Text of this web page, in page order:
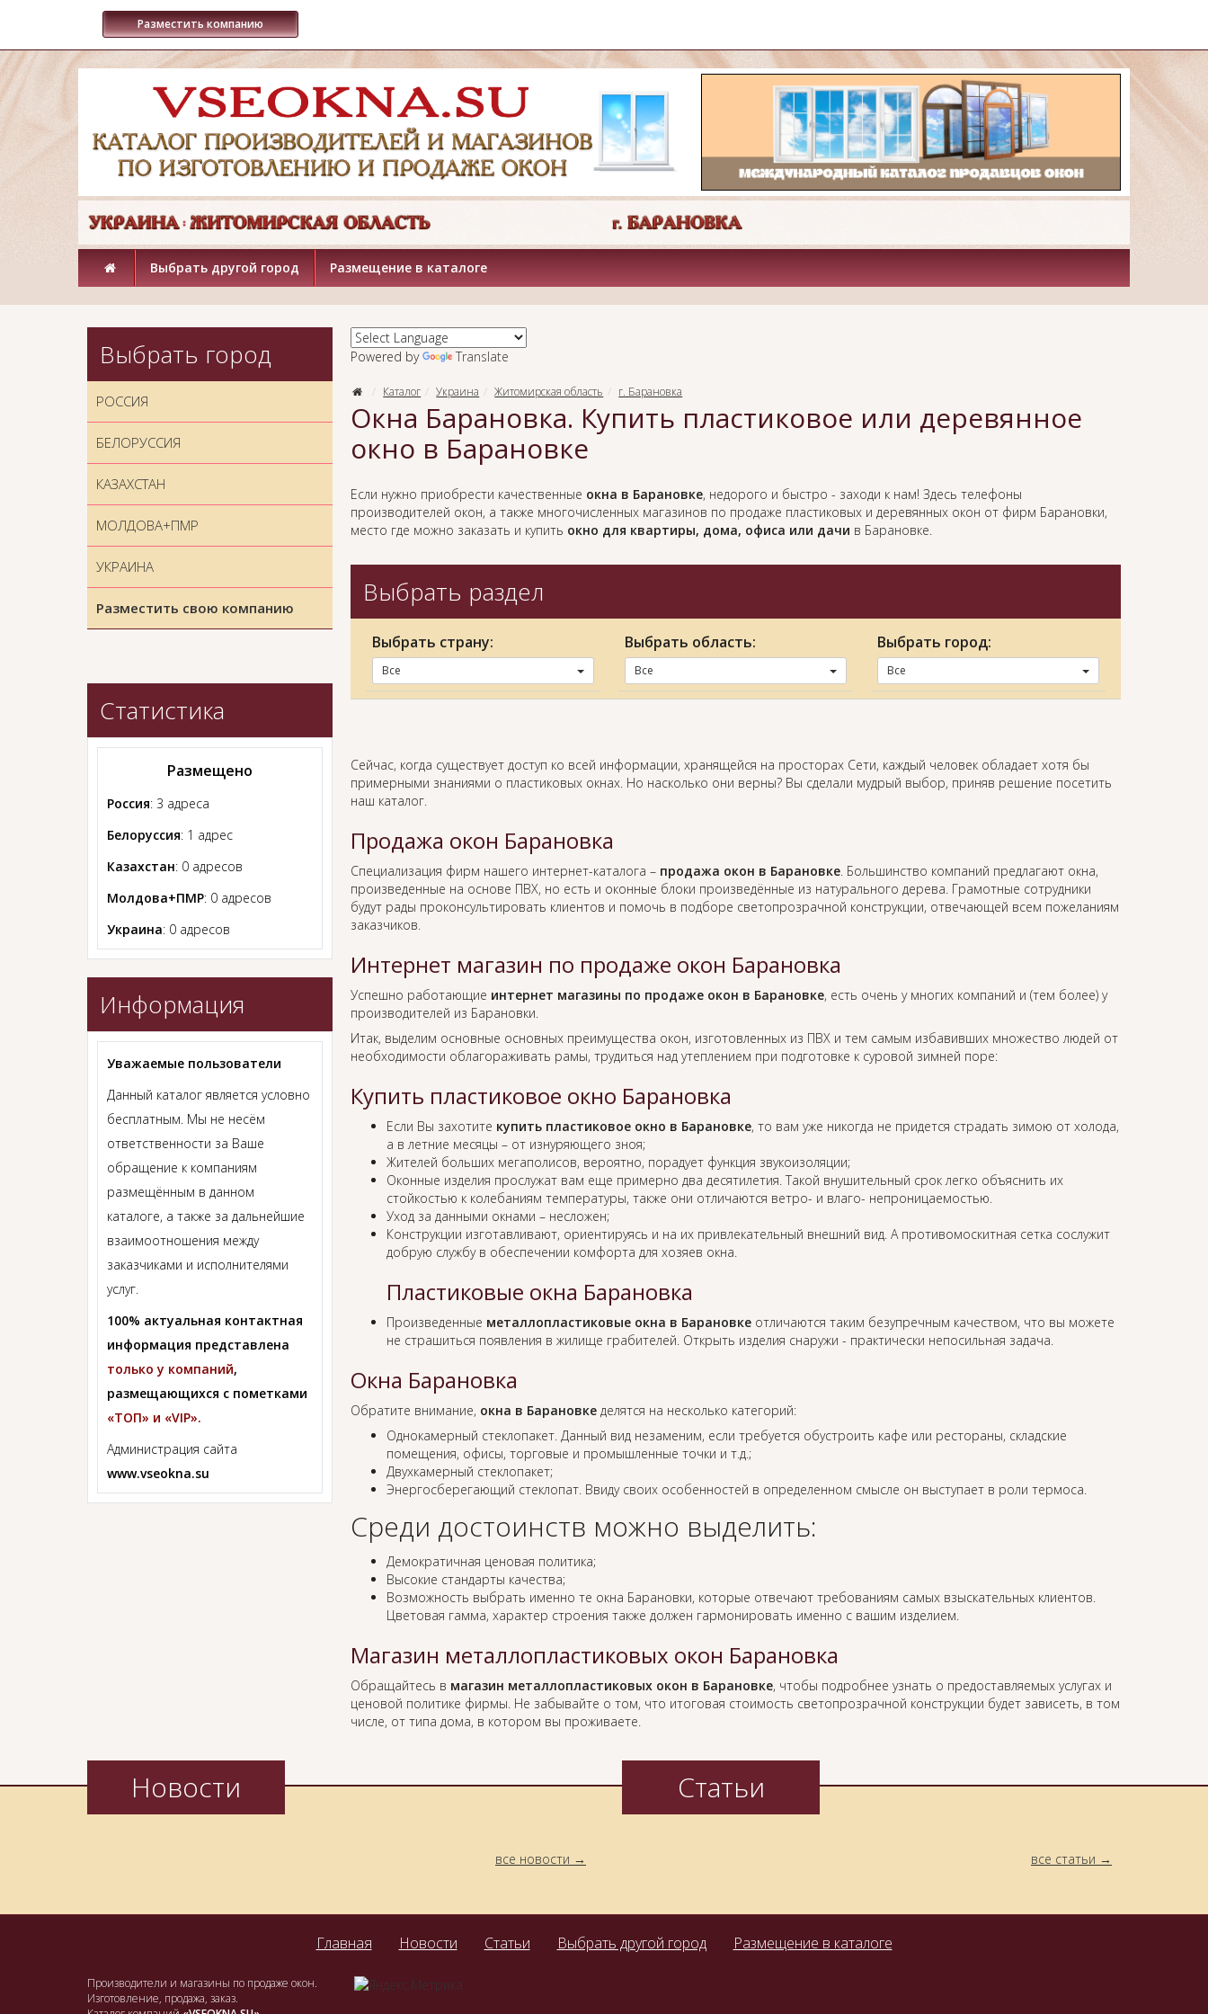
Разместить компанию
Выбрать другой город Размещение в каталоге
Powered by Translate
Каталог Украина Житомирская область г. Барановка
Окна Барановка. Купить пластиковое или деревянное
окно в Барановке
Если нужно приобрести качественные окна в Барановке, недорого и быстро - заходи к нам! Здесь телефоны
производителей окон, а также многочисленных магазинов по продаже пластиковых и деревянных окон от фирм Барановки,
место где можно заказать и купить окно для квартиры, дома, офиса или дачи в Барановке.
Выбрать раздел
Выбрать страну:
Все
Выбрать область:
Все
Выбрать город:
Все
Сейчас, когда существует доступ ко всей информации, хранящейся на просторах Сети, каждый человек обладает хотя бы
примерными знаниями о пластиковых окнах. Но насколько они верны? Вы сделали мудрый выбор, приняв решение посетить
наш каталог.
Продажа окон Барановка
Специализация фирм нашего интернет-каталога – продажа окон в Барановке. Большинство компаний предлагают окна,
произведенные на основе ПВХ, но есть и оконные блоки произведённые из натурального дерева. Грамотные сотрудники
будут рады проконсультировать клиентов и помочь в подборе светопрозрачной конструкции, отвечающей всем пожеланиям
заказчиков.
Интернет магазин по продаже окон Барановка
Успешно работающие интернет магазины по продаже окон в Барановке, есть очень у многих компаний и (тем более) у
производителей из Барановки.
Итак, выделим основные основных преимущества окон, изготовленных из ПВХ и тем самым избавивших множество людей от
необходимости облагораживать рамы, трудиться над утеплением при подготовке к суровой зимней поре:
Купить пластиковое окно Барановка
Если Вы захотите купить пластиковое окно в Барановке, то вам уже никогда не придется страдать зимою от холода,
а в летние месяцы – от изнуряющего зноя;
Жителей больших мегаполисов, вероятно, порадует функция звукоизоляции;
Оконные изделия прослужат вам еще примерно два десятилетия. Такой внушительный срок легко объяснить их
стойкостью к колебаниям температуры, также они отличаются ветро- и влаго- непроницаемостью.
Уход за данными окнами – несложен;
Конструкции изготавливают, ориентируясь и на их привлекательный внешний вид. А противомоскитная сетка сослужит
добрую службу в обеспечении комфорта для хозяев окна.
Пластиковые окна Барановка
Произведенные металлопластиковые окна в Барановкеотличаются таким безупречным качеством, что вы можете
не страшиться появления в жилище грабителей. Открыть изделия снаружи - практически непосильная задача.
Окна Барановка
Обратите внимание, окна в Барановкеделятся на несколько категорий:
Однокамерный стеклопакет. Данный вид незаменим, если требуется обустроить кафе или рестораны, складские
помещения, офисы, торговые и промышленные точки и т.д.;
Двухкамерный стеклопакет;
Энергосберегающий стеклопат. Ввиду своих особенностей в определенном смысле он выступает в роли термоса.
Среди достоинств можно выделить:
Демократичная ценовая политика;
Высокие стандарты качества;
Возможность выбрать именно те окна Барановки, которые отвечают требованиям самых взыскательных клиентов.
Цветовая гамма, характер строения также должен гармонировать именно с вашим изделием.
Магазин металлопластиковых окон Барановка
Обращайтесь в магазин металлопластиковых окон в Барановке, чтобы подробнее узнать о предоставляемых услугах и
ценовой политике фирмы. Не забывайте о том, что итоговая стоимость светопрозрачной конструкции будет зависеть, в том
числе, от типа дома, в котором вы проживаете.
Выбрать город
РОССИЯ
БЕЛОРУССИЯ
КАЗАХСТАН
МОЛДОВА+ПМР
УКРАИНА
Разместить свою компанию
Статистика
Размещено
Россия: 3 адреса
Белоруссия: 1 адрес
Казахстан: 0 адресов
Молдова+ПМР: 0 адресов
Украина: 0 адресов
Информация
Уважаемые пользователи
Данный каталог является условно
бесплатным. Мы не несём
ответственности за Ваше
обращение к компаниям
размещённым в данном
каталоге, а также за дальнейшие
взаимоотношения между
заказчиками и исполнителями
услуг.
100% актуальная контактная
информация представлена
только у компаний,
размещающихся с пометками
«ТОП» и «VIP».
Администрация сайта
www.vseokna.su
Новости
все новости
Статьи
все статьи
Главная Новости Статьи Выбрать другой город Размещение в каталоге
Производители и магазины по продаже окон.
Изготовление, продажа, заказ.